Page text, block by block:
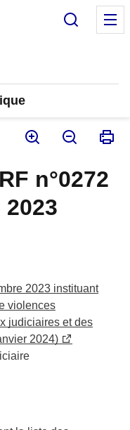
n°0272
2023 instituant
violences
judiciaires et des
2024)